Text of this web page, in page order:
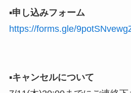
▪︎申し込みフォーム
https://forms.gle/
▪︎キャンセルについて